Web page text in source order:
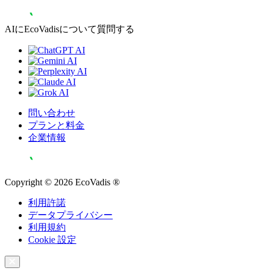
AIにEcoVadisについて質問する
問い合わせ
プランと料金
企業情報
Copyright © 2026 EcoVadis ®
利用許諾
データプライバシー
利用規約
Cookie 設定